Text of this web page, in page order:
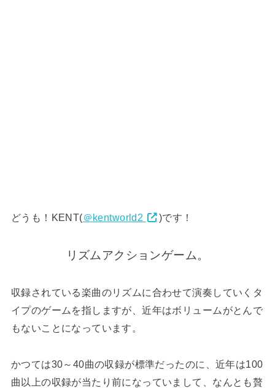
どうも！KENT(＠kentworld2 )です！
リズムアクションゲーム。
収録されている楽曲のリズムに合わせて演奏していくタ
イプのゲームを指しますが、近年はボリュームがとんで
もないことになっています。
かつては30～40曲の収録が標準だったのに、近年は100
曲以上の収録が当たり前になっていまして、なんとも贅